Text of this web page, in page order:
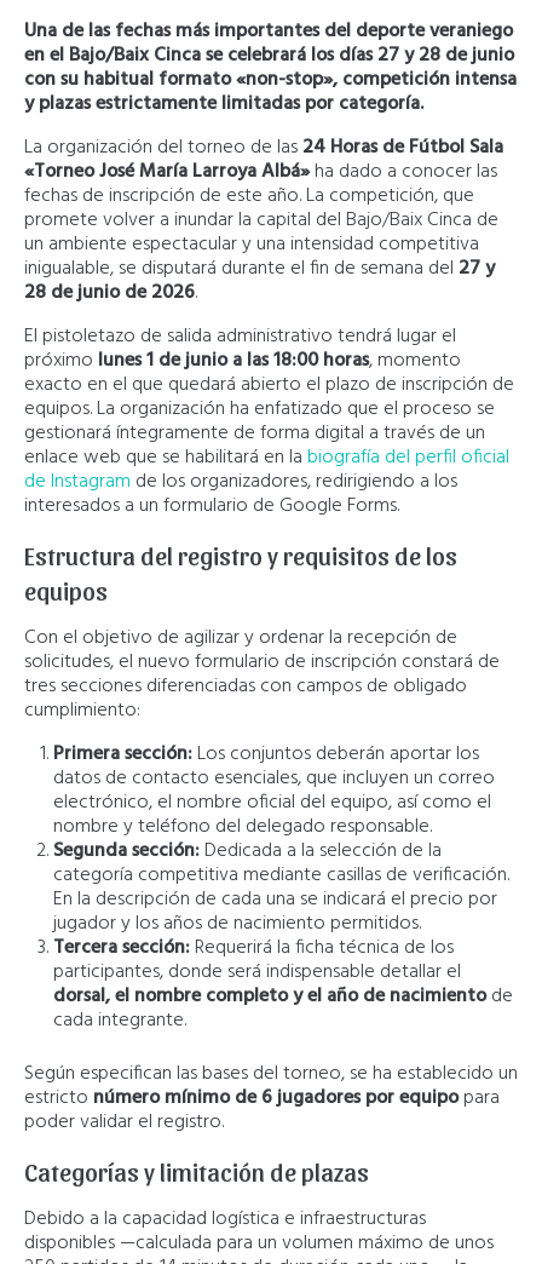
Una de las fechas más importantes del deporte veraniego
en el Bajo/Baix Cinca se celebrará los días 27 y 28 de junio
con su habitual formato «non-stop», competición intensa
y plazas estrictamente limitadas por categoría.
La organización del torneo de las24 Horas de Fútbol Sala
«Torneo José María Larroya Albá»ha dado a conocer las
fechas de inscripción de este año. La competición, que
promete volver a inundar la capital del Bajo/Baix Cinca de
un ambiente espectacular y una intensidad competitiva
inigualable, se disputará durante el fin de semana del 27 y
28 de junio de 2026.
El pistoletazo de salida administrativo tendrá lugar el
próximo lunes 1 de junio a las 18:00 horas, momento
exacto en el que quedará abierto el plazo de inscripción de
equipos. La organización ha enfatizado que el proceso se
gestionará íntegramente de forma digital a través de un
enlace web que se habilitará en labiografía del perfil oficial
de Instagram de los organizadores, redirigiendo a los
interesados a un formulario de Google Forms.
Estructura del registro y requisitos de los
equipos
Con el objetivo de agilizar y ordenar la recepción de
solicitudes, el nuevo formulario de inscripción constará de
tres secciones diferenciadas con campos de obligado
cumplimiento:
Primera sección:Los conjuntos deberán aportar los
datos de contacto esenciales, que incluyen un correo
electrónico, el nombre oficial del equipo, así como el
nombre y teléfono del delegado responsable.
Segunda sección:Dedicada a la selección de la
categoría competitiva mediante casillas de verificación.
En la descripción de cada una se indicará el precio por
jugador y los años de nacimiento permitidos.
Tercera sección:Requerirá la ficha técnica de los
participantes, donde será indispensable detallar el
dorsal, el nombre completo y el año de nacimientode
cada integrante.
Según especifican las bases del torneo, se ha establecido un
estricto número mínimo de 6 jugadores por equipopara
poder validar el registro.
Categorías y limitación de plazas
Debido a la capacidad logística e infraestructuras
disponibles —calculada para un volumen máximo de unos